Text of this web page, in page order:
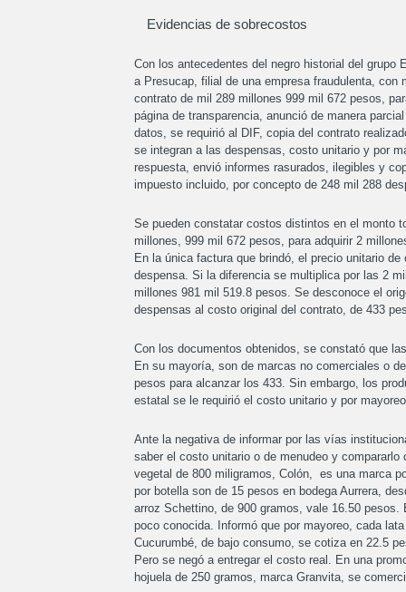
Evidencias de sobrecostos
Con los antecedentes del negro historial del
a Presucap, filial de una empresa fraudulenta,
contrato de mil 289 millones 999 mil 672 pesos,
página de transparencia, anunció de manera
datos, se requirió al DIF, copia del contrato
se integran a las despensas, costo unitario y por
respuesta, envió informes rasurados, ilegibles y
impuesto incluido, por concepto de 248 mil 288
Se pueden constatar costos distintos en el monto
millones, 999 mil 672 pesos, para adquirir 2
En la única factura que brindó, el precio unitario
despensa. Si la diferencia se multiplica por las 2
millones 981 mil 519.8 pesos. Se desconoce el
despensas al costo original del contrato, de 433
Con los documentos obtenidos, se constató que
En su mayoría, son de marcas no comerciales o
pesos para alcanzar los 433. Sin embargo, los
estatal se le requirió el costo unitario y por
Ante la negativa de informar por las vías
saber el costo unitario o de menudeo y
vegetal de 800 miligramos, Colón, es una marca
por botella son de 15 pesos en bodega Aurrera,
arroz Schettino, de 900 gramos, vale 16.50
poco conocida. Informó que por mayoreo, cada
Cucurumbé, de bajo consumo, se cotiza en 22.5
Pero se negó a entregar el costo real. En una
hojuela de 250 gramos, marca Granvita, se